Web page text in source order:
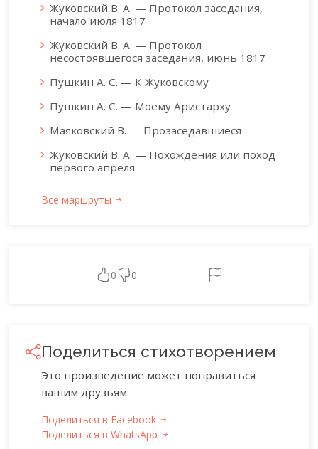
Жуковский В. А. — Протокол заседания,
начало июля 1817
Жуковский В. А. — Протокол
несостоявшегося заседания, июнь 1817
Пушкин А. С. — К Жуковскому
Пушкин А. С. — Моему Аристарху
Маяковский В. — Прозаседавшиеся
Жуковский В. А. — Похождения или поход
первого апреля
Все маршруты
0 0
Поделиться стихотворением
Это произведение может понравиться
вашим друзьям.
Поделиться в Facebook
Поделиться в WhatsApp